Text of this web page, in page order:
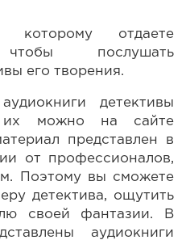
которому отдаете
чтобы послушать
его творения.
детективы
их можно на сайте
представлен в
от профессионалов,
Поэтому вы сможете
детектива, ощутить
своей фантазии. В
аудиокниги